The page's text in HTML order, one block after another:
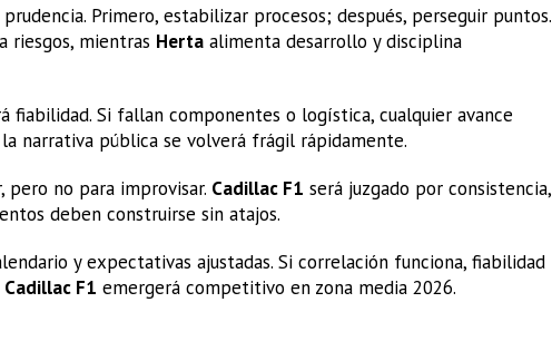
Primero, estabilizar procesos; después, perseguir puntos.
riesgos, mientras Herta alimenta desarrollo y disciplina
Si fallan componentes o logística, cualquier avance
narrativa pública se volverá frágil rápidamente.
pero no para improvisar. Cadillac F1 será juzgado por consistencia,
deben construirse sin atajos.
y expectativas ajustadas. Si correlación funciona, fiabilidad
Cadillac F1 emergerá competitivo en zona media 2026.